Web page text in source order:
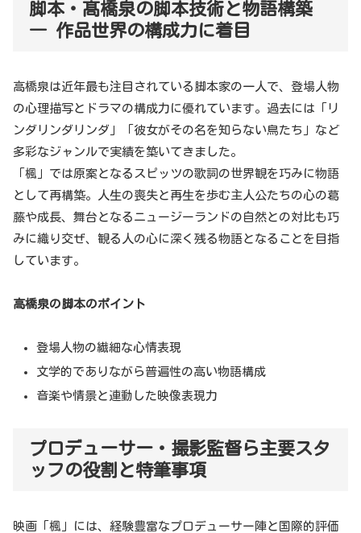
脚本・髙橋泉の脚本技術と物語構築
― 作品世界の構成力に着目
高橋泉は近年最も注目されている脚本家の一人で、登場人物
の心理描写とドラマの構成力に優れています。過去には「リ
ンダリンダリンダ」「彼女がその名を知らない鳥たち」など
多彩なジャンルで実績を築いてきました。
「楓」では原案となるスピッツの歌詞の世界観を巧みに物語
として再構築。人生の喪失と再生を歩む主人公たちの心の葛
藤や成長、舞台となるニュージーランドの自然との対比も巧
みに織り交ぜ、観る人の心に深く残る物語となることを目指
しています。
高橋泉の脚本のポイント
登場人物の繊細な心情表現
文学的でありながら普遍性の高い物語構成
音楽や情景と連動した映像表現力
プロデューサー・撮影監督ら主要スタ
ッフの役割と特筆事項
映画「楓」には、経験豊富なプロデューサー陣と国際的評価